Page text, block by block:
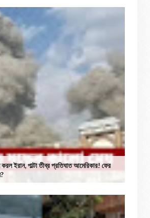
ইরান, পাল্টা তীব্র প্রতিঘাত আমেরিকার! ফের